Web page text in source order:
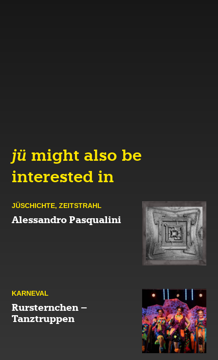
jü might also be
interested in
JÜ­SCHICHTE, ZEIT­STRAHL
Alessandro Pasqualini
KARNE­VAL
Rursternchen –
Tanztruppen